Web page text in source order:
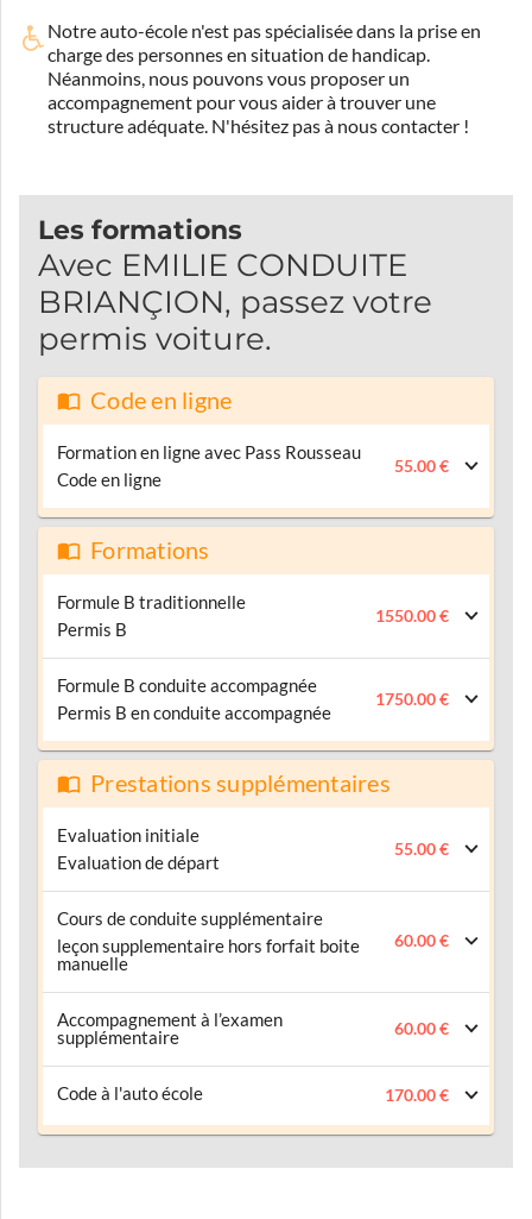
Notre auto-école n'est pas spécialisée dans la prise en
charge des personnes en situation de handicap.
Néanmoins, nous pouvons vous proposer un
accompagnement pour vous aider à trouver une
structure adéquate. N'hésitez pas à nous contacter !
Les formations
Avec EMILIE CONDUITE
BRIANÇION, passez votre
permis voiture.
Code en ligne
Formation en ligne avec Pass Rousseau
Code en ligne
55.00 €
Formations
Formule B traditionnelle
Permis B
1550.00 €
Formule B conduite accompagnée
Permis B en conduite accompagnée
1750.00 €
Prestations supplémentaires
Evaluation initiale
Evaluation de départ
55.00 €
Cours de conduite supplémentaire
leçon supplementaire hors forfait boite
manuelle
60.00 €
Accompagnement à l’examen
supplémentaire
60.00 €
Code à l'auto école 170.00 €